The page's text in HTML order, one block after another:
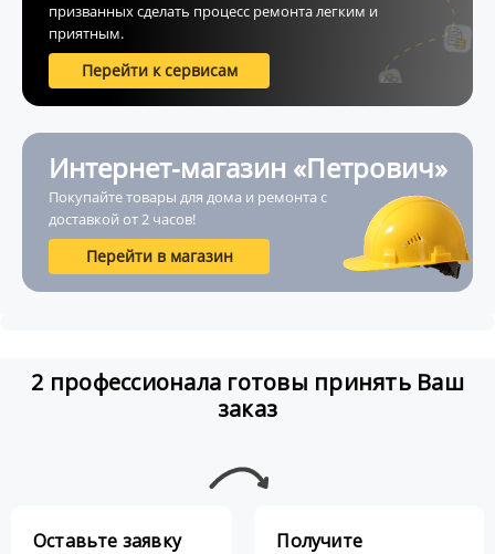
призванных сделать процесс ремонта легким и
приятным.
Перейти к сервисам
Интернет-магазин «Петрович»
Покупайте товары для дома и ремонта с
доставкой от 2 часов!
Перейти в магазин
2 профессионала готовы принять Ваш
заказ
Оставьте заявку
Получите